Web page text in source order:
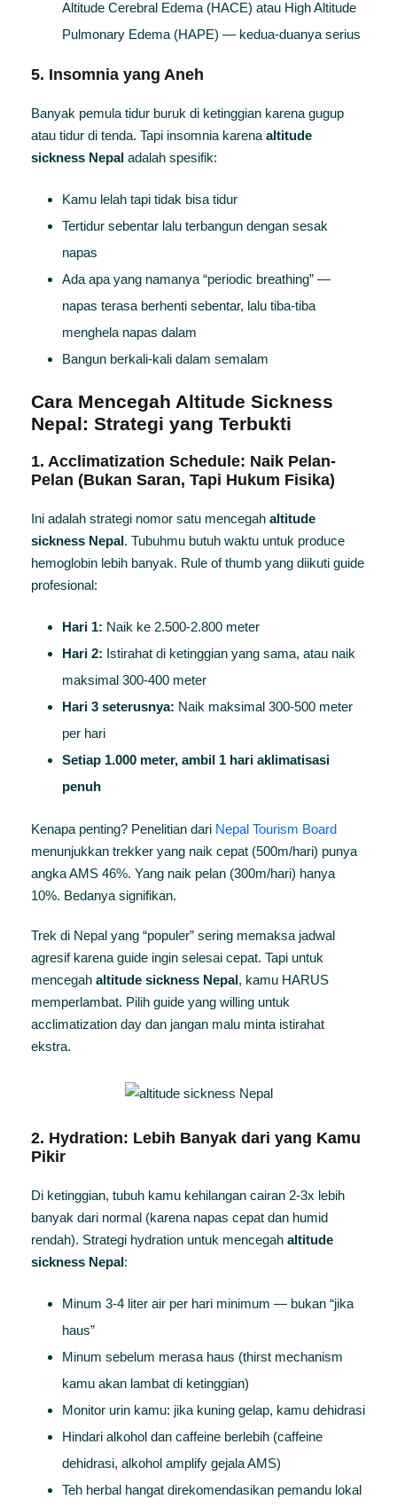
Altitude Cerebral Edema (HACE) atau High Altitude
Pulmonary Edema (HAPE) — kedua-duanya serius
5. Insomnia yang Aneh
Banyak pemula tidur buruk di ketinggian karena gugup
atau tidur di tenda. Tapi insomnia karena altitude
sickness Nepal adalah spesifik:
Kamu lelah tapi tidak bisa tidur
Tertidur sebentar lalu terbangun dengan sesak
napas
Ada apa yang namanya “periodic breathing” —
napas terasa berhenti sebentar, lalu tiba-tiba
menghela napas dalam
Bangun berkali-kali dalam semalam
Cara Mencegah Altitude Sickness
Nepal: Strategi yang Terbukti
1. Acclimatization Schedule: Naik Pelan-
Pelan (Bukan Saran, Tapi Hukum Fisika)
Ini adalah strategi nomor satu mencegah altitude
sickness Nepal. Tubuhmu butuh waktu untuk produce
hemoglobin lebih banyak. Rule of thumb yang diikuti guide
profesional:
Hari 1: Naik ke 2.500-2.800 meter
Hari 2: Istirahat di ketinggian yang sama, atau naik
maksimal 300-400 meter
Hari 3 seterusnya: Naik maksimal 300-500 meter
per hari
Setiap 1.000 meter, ambil 1 hari aklimatisasi
penuh
Kenapa penting? Penelitian dari Nepal Tourism Board
menunjukkan trekker yang naik cepat (500m/hari) punya
angka AMS 46%. Yang naik pelan (300m/hari) hanya
10%. Bedanya signifikan.
Trek di Nepal yang “populer” sering memaksa jadwal
agresif karena guide ingin selesai cepat. Tapi untuk
mencegah altitude sickness Nepal, kamu HARUS
memperlambat. Pilih guide yang willing untuk
acclimatization day dan jangan malu minta istirahat
ekstra.
2. Hydration: Lebih Banyak dari yang Kamu
Pikir
Di ketinggian, tubuh kamu kehilangan cairan 2-3x lebih
banyak dari normal (karena napas cepat dan humid
rendah). Strategi hydration untuk mencegah altitude
sickness Nepal:
Minum 3-4 liter air per hari minimum — bukan “jika
haus”
Minum sebelum merasa haus (thirst mechanism
kamu akan lambat di ketinggian)
Monitor urin kamu: jika kuning gelap, kamu dehidrasi
Hindari alkohol dan caffeine berlebih (caffeine
dehidrasi, alkohol amplify gejala AMS)
Teh herbal hangat direkomendasikan pemandu lokal